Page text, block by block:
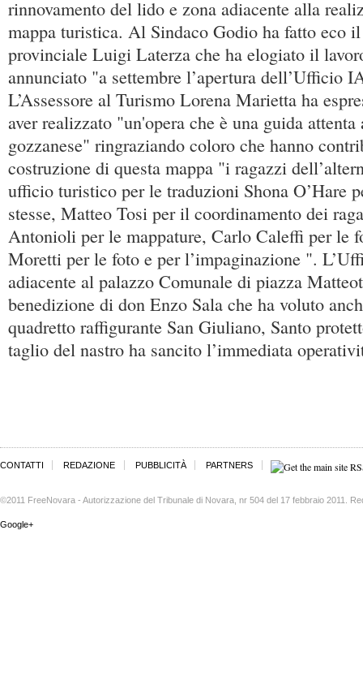
rinnovamento del lido e zona adiacente alla
mappa turistica. Al Sindaco Godio ha fatto eco
provinciale Luigi Laterza che ha elogiato il
annunciato "a settembre l’apertura dell’Ufficio
L’Assessore al Turismo Lorena Marietta ha
aver realizzato "un'opera che è una guida attenta
gozzanese" ringraziando coloro che hanno
costruzione di questa mappa "i ragazzi
ufficio turistico per le traduzioni Shona O’Hare
stesse, Matteo Tosi per il coordinamento dei
Antonioli per le mappature, Carlo Caleffi per le
Moretti per le foto e per l’impaginazione ".
adiacente al palazzo Comunale di piazza
benedizione di don Enzo Sala che ha voluto
quadretto raffigurante San Giuliano, Santo
taglio del nastro ha sancito l’immediata
CONTATTI REDAZIONE PUBBLICITÀ PARTNERS
©2011 FreeNovara - Autorizzazione del Tribunale di Novara, nr 504 del 17 febbraio 2011.
Google+